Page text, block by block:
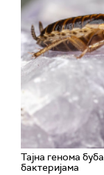
Тајна генома
бактеријама